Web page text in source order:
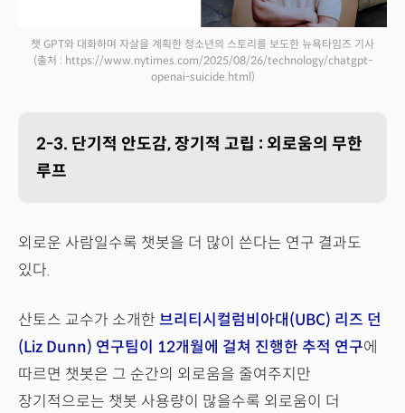
챗 GPT와 대화하며 자살을 계획한 청소년의 스토리를 보도한 뉴욕타임즈 기사
(출처 : https://www.nytimes.com/2025/08/26/technology/chatgpt-
openai-suicide.html)
2-3. 단기적 안도감, 장기적 고립 : 외로움의 무한
루프
외로운 사람일수록 챗봇을 더 많이 쓴다는 연구 결과도
있다.
산토스 교수가 소개한 브리티시컬럼비아대(UBC) 리즈 던
(Liz Dunn) 연구팀이 12개월에 걸쳐 진행한 추적 연구에
따르면 챗봇은 그 순간의 외로움을 줄여주지만
장기적으로는 챗봇 사용량이 많을수록 외로움이 더